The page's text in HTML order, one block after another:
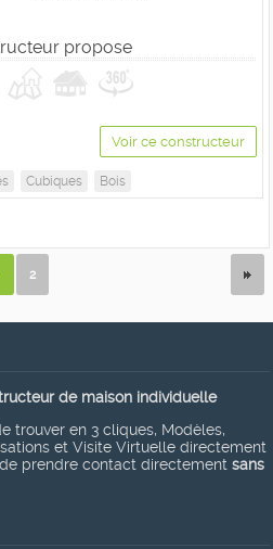
propose
Voir ce constructeur
Cubiques Bois
2
de maison individuelle
trouver en 3 cliques, Modèles,
et Visite Virtuelle directement
prendre contact directement sans